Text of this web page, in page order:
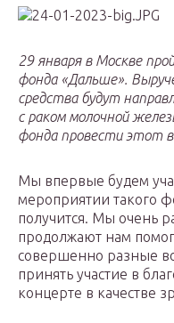
29 января в Москве
фонда «Дальше».
средства будут
с раком молочной
фонда провести этот
Мы впервые будем
мероприятии такого
получится. Мы очень
продолжают нам
совершенно разные
принять участие в
концерте в качестве